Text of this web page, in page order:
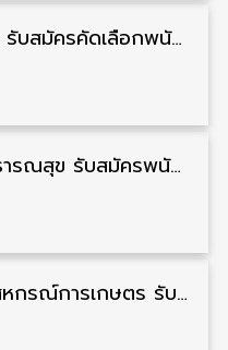
กรมสนับสนุนบริการสุขภาพ รับสมัครคัดเลือกพนักงานราชการ วุฒิ ปวส./ป.ตรี 13 อัตรา รับสมัคร 11 – 20 สิงหาคม
สำนักงานปลัดกระทรวงสาธารณสุข รับสมัครพนักงานราชการรูปแบบพิเศษ วุฒิ ปวส./ป.ตรี 102 อัตรา รับสมัคร 17 – 28 สิงหาคม
ธนาคารเพื่อการเกษตรและสหกรณ์การเกษตร รับสมัครบุคคลเพื่อเป็นผู้ช่วยพนักงาน วุฒิ ป.ตรี 5 อัตรา รับสมัคร 4 – 14 สิงหาคม